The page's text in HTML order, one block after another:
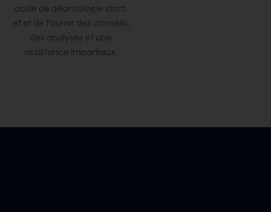
code de déontologie strict,
et et de fournir des conseils,
des analyses et une
assistance impartiaux.